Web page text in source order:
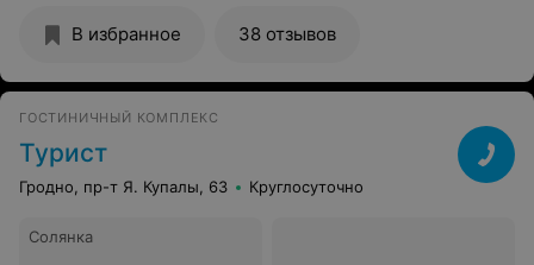
цена-качество лучше всяких похвал.
В избранное 38 отзывов
ГОСТИНИЧНЫЙ КОМПЛЕКС
Турист
Гродно, пр-т Я. Купалы, 63 Круглосуточно
Солянка